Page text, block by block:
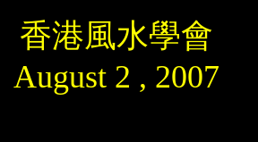
香港風水學會
August 2 , 2007